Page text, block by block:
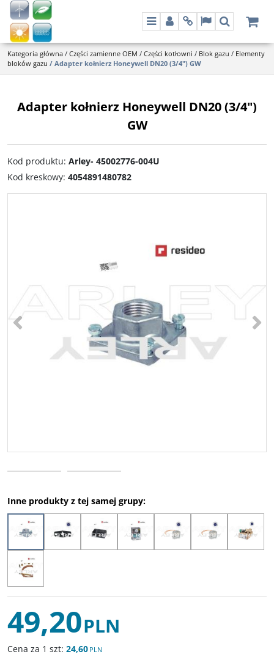
MenuPanelInfoLangSzukaj
Kategoria główna / Części zamienne OEM / Części kotłowni / Blok gazu / Elementy
bloków gazu / Adapter kołnierz Honeywell DN20 (3/4") GW
Adapter kołnierz Honeywell DN20 (3/4")
GW
Kod produktu: Arley- 45002776-004U
Kod kreskowy: 4054891480782
<
Inne produkty z tej samej grupy:
49,20PLN
Cena za 1 szt: 24,60 PLN